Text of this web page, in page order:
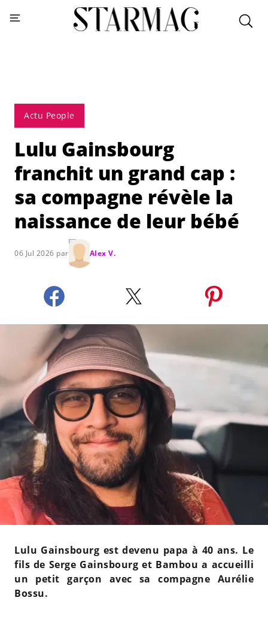
Actu People
Lulu Gainsbourg
franchit un grand cap :
sa compagne révèle la
naissance de leur bébé
06 Jul 2026 par Alex V.
Lulu Gainsbourg est devenu papa à 40 ans. Le
fils de Serge Gainsbourg et Bambou a accueilli
un petit garçon avec sa compagne Aurélie
Bossu.